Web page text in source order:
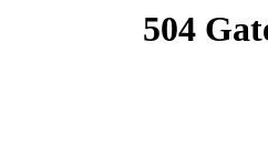
504